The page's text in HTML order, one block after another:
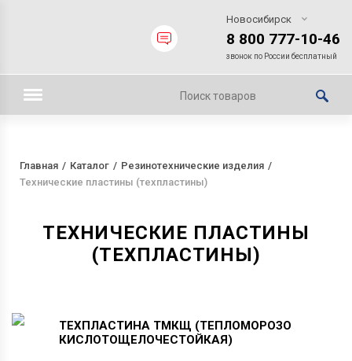
Новосибирск
8 800 777-10-46
звонок по России бесплатный
Главная Каталог
Резинотехнические изделия
Технические пластины (техпластины)
ТЕХНИЧЕСКИЕ ПЛАСТИНЫ
(ТЕХПЛАСТИНЫ)
ТЕХПЛАСТИНА ТМКЩ (ТЕПЛОМОРОЗО
КИСЛОТОЩЕЛОЧЕСТОЙКАЯ)